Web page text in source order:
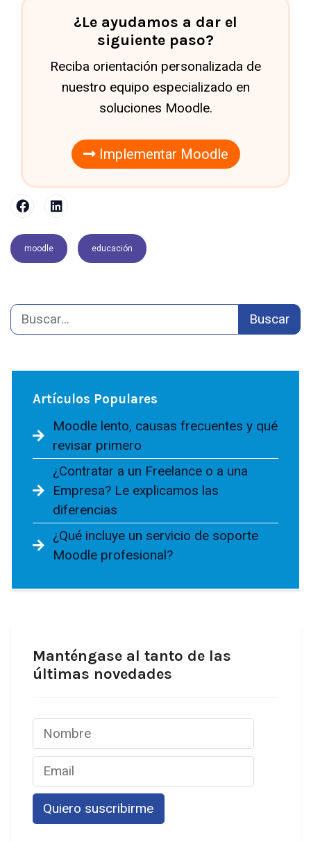
¿Le ayudamos a dar el
siguiente paso?
Reciba orientación personalizada de
nuestro equipo especializado en
soluciones Moodle.
Implementar Moodle
moodle educación
Buscar
Artículos Populares
Moodle lento, causas frecuentes y qué
revisar primero
¿Contratar a un Freelance o a una
Empresa? Le explicamos las
diferencias
¿Qué incluye un servicio de soporte
Moodle profesional?
Manténgase al tanto de las
últimas novedades